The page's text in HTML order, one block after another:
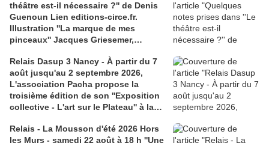
théâtre est-il nécessaire ?'' de Denis
Guenoun Lien editions-circe.fr.
Illustration ''La marque de mes
pinceaux'' Jacques Griesemer,
Queuleu Metz en novembre 2015
Relais Dasup 3 Nancy - À partir du 7
août jusqu'au 2 septembre 2026,
L'association Pacha propose la
troisième édition de son ''Exposition
collective - L'art sur le Plateau'' à la
avenue Pinchard
Relais - La Mousson d'été 2026 Hors
les Murs - samedi 22 août à 18 h ''Une